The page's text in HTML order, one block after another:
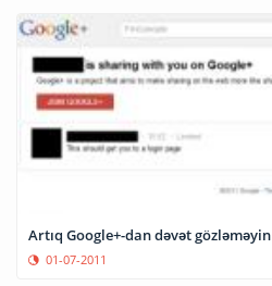
Artıq Google+-dan dəvət gözləməyin
01-07-2011